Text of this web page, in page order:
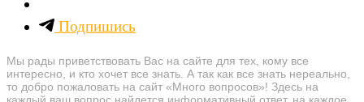
Подпишись
Мы рады приветствовать Вас на сайте для тех, кому все
интересно, и кто хочет все знать. А так как все знать нереально,
то добро пожаловать на сайт «Много вопросов»! Здесь на
каждый ваш вопрос найдется информативный ответ, на каждое